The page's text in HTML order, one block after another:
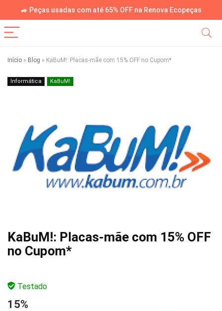
🚙 Peças usadas com até 65% OFF na Renova Ecopeças
Início » Blog » KaBuM!: Placas-mãe com 15% OFF no Cupom*
Informática KaBuM!
KaBuM!: Placas-mãe com 15% OFF
no Cupom*
Testado
15%